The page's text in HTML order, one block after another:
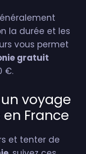
la durée et les
vous permet
gratuit
€.
voyage
France
et tenter de